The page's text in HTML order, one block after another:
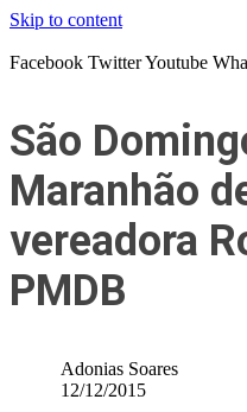
Skip to content
Facebook TwitterYoutube
São
Maranhão
vereadora
PMDB
Adonias Soares
12/12/2015